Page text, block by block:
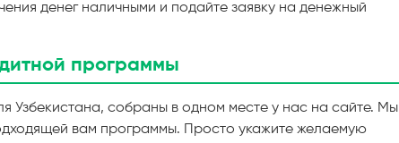
денег наличными и подайте заявку на денежный
программы
Узбекистана, собраны в одном месте у нас на сайте. Мы
вам программы. Просто укажите желаемую